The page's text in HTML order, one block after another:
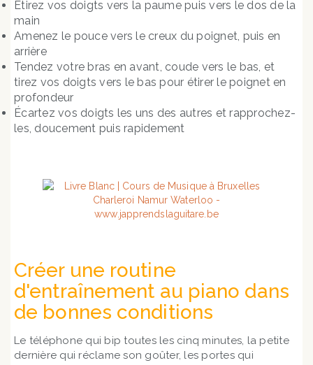
Étirez vos doigts vers la paume puis vers le dos de la
main
Amenez le pouce vers le creux du poignet, puis en
arrière
Tendez votre bras en avant, coude vers le bas, et
tirez vos doigts vers le bas pour étirer le poignet en
profondeur
Écartez vos doigts les uns des autres et rapprochez-
les, doucement puis rapidement
Créer une routine
d'entraînement au piano dans
de bonnes conditions
Le téléphone qui bip toutes les cinq minutes, la petite
dernière qui réclame son goûter, les portes qui